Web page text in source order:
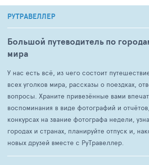
РУТРАВЕЛЛЕР
Большой путеводитель по
мира
У нас есть всё, из чего состоит
всех уголков мира, рассказы о поездках,
вопросы. Храните привезённые вами
воспоминания в виде фотографий и
конкурсах на звание фотографа недели,
городах и странах, планируйте отпуск и,
новых друзей вместе с РуТравеллер.